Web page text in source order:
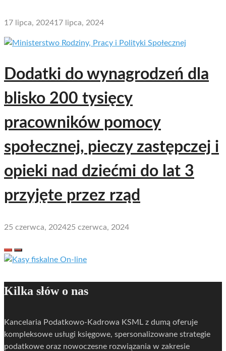
17 lipca, 202417 lipca, 2024
Dodatki do wynagrodzeń dla
blisko 200 tysięcy
pracowników pomocy
społecznej, pieczy zastępczej i
opieki nad dziećmi do lat 3
przyjęte przez rząd
25 czerwca, 202425 czerwca, 2024
Kilka słów o nas
Kancelaria Podatkowo-Kadrowa KSML z dumą oferuje
kompleksowe usługi księgowe, spersonalizowane strategie
podatkowe oraz nowoczesne rozwiązania w zakresie